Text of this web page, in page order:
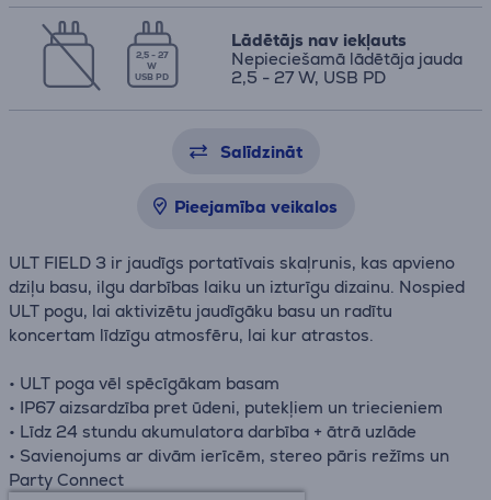
2,5 - 27
W
USB PD
Lādētājs nav iekļauts
Nepieciešamā lādētāja jauda
2,5 - 27 W, USB PD
Salīdzināt
Pieejamība veikalos
ULT FIELD 3 ir jaudīgs portatīvais skaļrunis, kas apvieno
dziļu basu, ilgu darbības laiku un izturīgu dizainu. Nospied
ULT pogu, lai aktivizētu jaudīgāku basu un radītu
koncertam līdzīgu atmosfēru, lai kur atrastos.
• ULT poga vēl spēcīgākam basam
• IP67 aizsardzība pret ūdeni, putekļiem un triecieniem
• Līdz 24 stundu akumulatora darbība + ātrā uzlāde
• Savienojums ar divām ierīcēm, stereo pāris režīms un
Party Connect